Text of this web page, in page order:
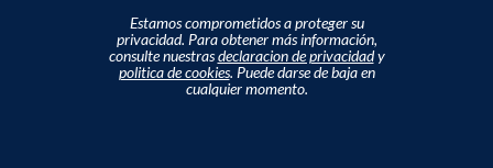
Estamos comprometidos a proteger su
privacidad. Para obtener más información,
consulte nuestrasdeclaracion de privacidady
politica de cookies. Puede darse de baja en
cualquier momento.